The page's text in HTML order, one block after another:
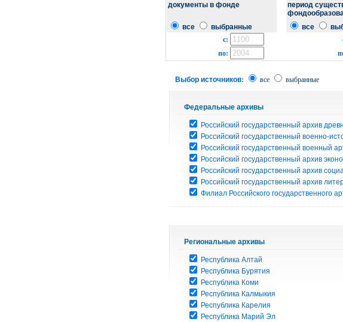
документы в фонде
период
все
выбранные все
с:
по:
Выбор источников: все выбранные
Федеральные архивы
Российский государственный архив
Российский государственный военно-
Российский государственный военный
Российский государственный архив
Российский государственный архив
Российский государственный архив
Филиал Российского государственного
Региональные архивы
Республика Алтай
Республика Бурятия
Республика Коми
Республика Калмыкия
Республика Карелия
Республика Марий Эл